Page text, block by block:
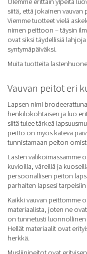
siitä, että jokainen vauvan
Viemme tuotteet vielä
nimen peittoon – täysin
ovat siksi täydellisiä lahjoja
syntymäpäiväksi.
Muita tuotteita
Vauvan peitot eri
Lapsen nimi
henkilökohtaisen ja luo
siitä tulee tärkeä
peitto on myös kätevä
tunnistamaan peiton
Lasten valikoimassamme
kuvioilla, väreillä ja
persoonallisen peiton
parhaiten lapsesi
Kaikki vauvan peittomme
materiaalista, joten ne
on tunnetusti luonnollinen
Hellät materiaalit ovat
herkkä.
Musliinipeitot ovat